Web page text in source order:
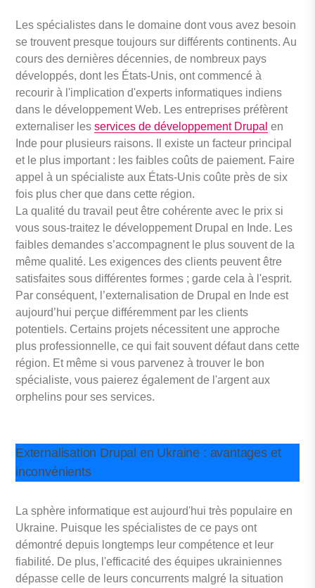
Les spécialistes dans le domaine dont vous avez besoin
se trouvent presque toujours sur différents continents. Au
cours des dernières décennies, de nombreux pays
développés, dont les États-Unis, ont commencé à
recourir à l'implication d'experts informatiques indiens
dans le développement Web. Les entreprises préfèrent
externaliser les services de développement Drupal en
Inde pour plusieurs raisons. Il existe un facteur principal
et le plus important : les faibles coûts de paiement. Faire
appel à un spécialiste aux États-Unis coûte près de six
fois plus cher que dans cette région.
La qualité du travail peut être cohérente avec le prix si
vous sous-traitez le développement Drupal en Inde. Les
faibles demandes s’accompagnent le plus souvent de la
même qualité. Les exigences des clients peuvent être
satisfaites sous différentes formes ; garde cela à l'esprit.
Par conséquent, l’externalisation de Drupal en Inde est
aujourd’hui perçue différemment par les clients
potentiels. Certains projets nécessitent une approche
plus professionnelle, ce qui fait souvent défaut dans cette
région. Et même si vous parvenez à trouver le bon
spécialiste, vous paierez également de l'argent aux
orphelins pour ses services.
Externalisation Drupal en Ukraine : avantages et
inconvénients
La sphère informatique est aujourd'hui très populaire en
Ukraine. Puisque les spécialistes de ce pays ont
démontré depuis longtemps leur compétence et leur
fiabilité. De plus, l'efficacité des équipes ukrainiennes
dépasse celle de leurs concurrents malgré la situation